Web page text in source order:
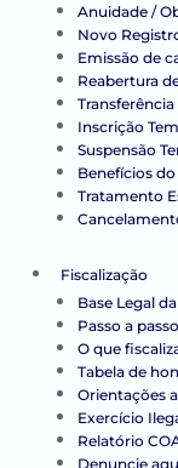
Anuidade /
Novo
Emissão de
Reabertura
Inscrição
Suspensão
Benefícios
Tratamento
Fiscalização
Base Legal
Passo a
O que
Tabela de
Orientações
Exercício
Relatório
Denuncie